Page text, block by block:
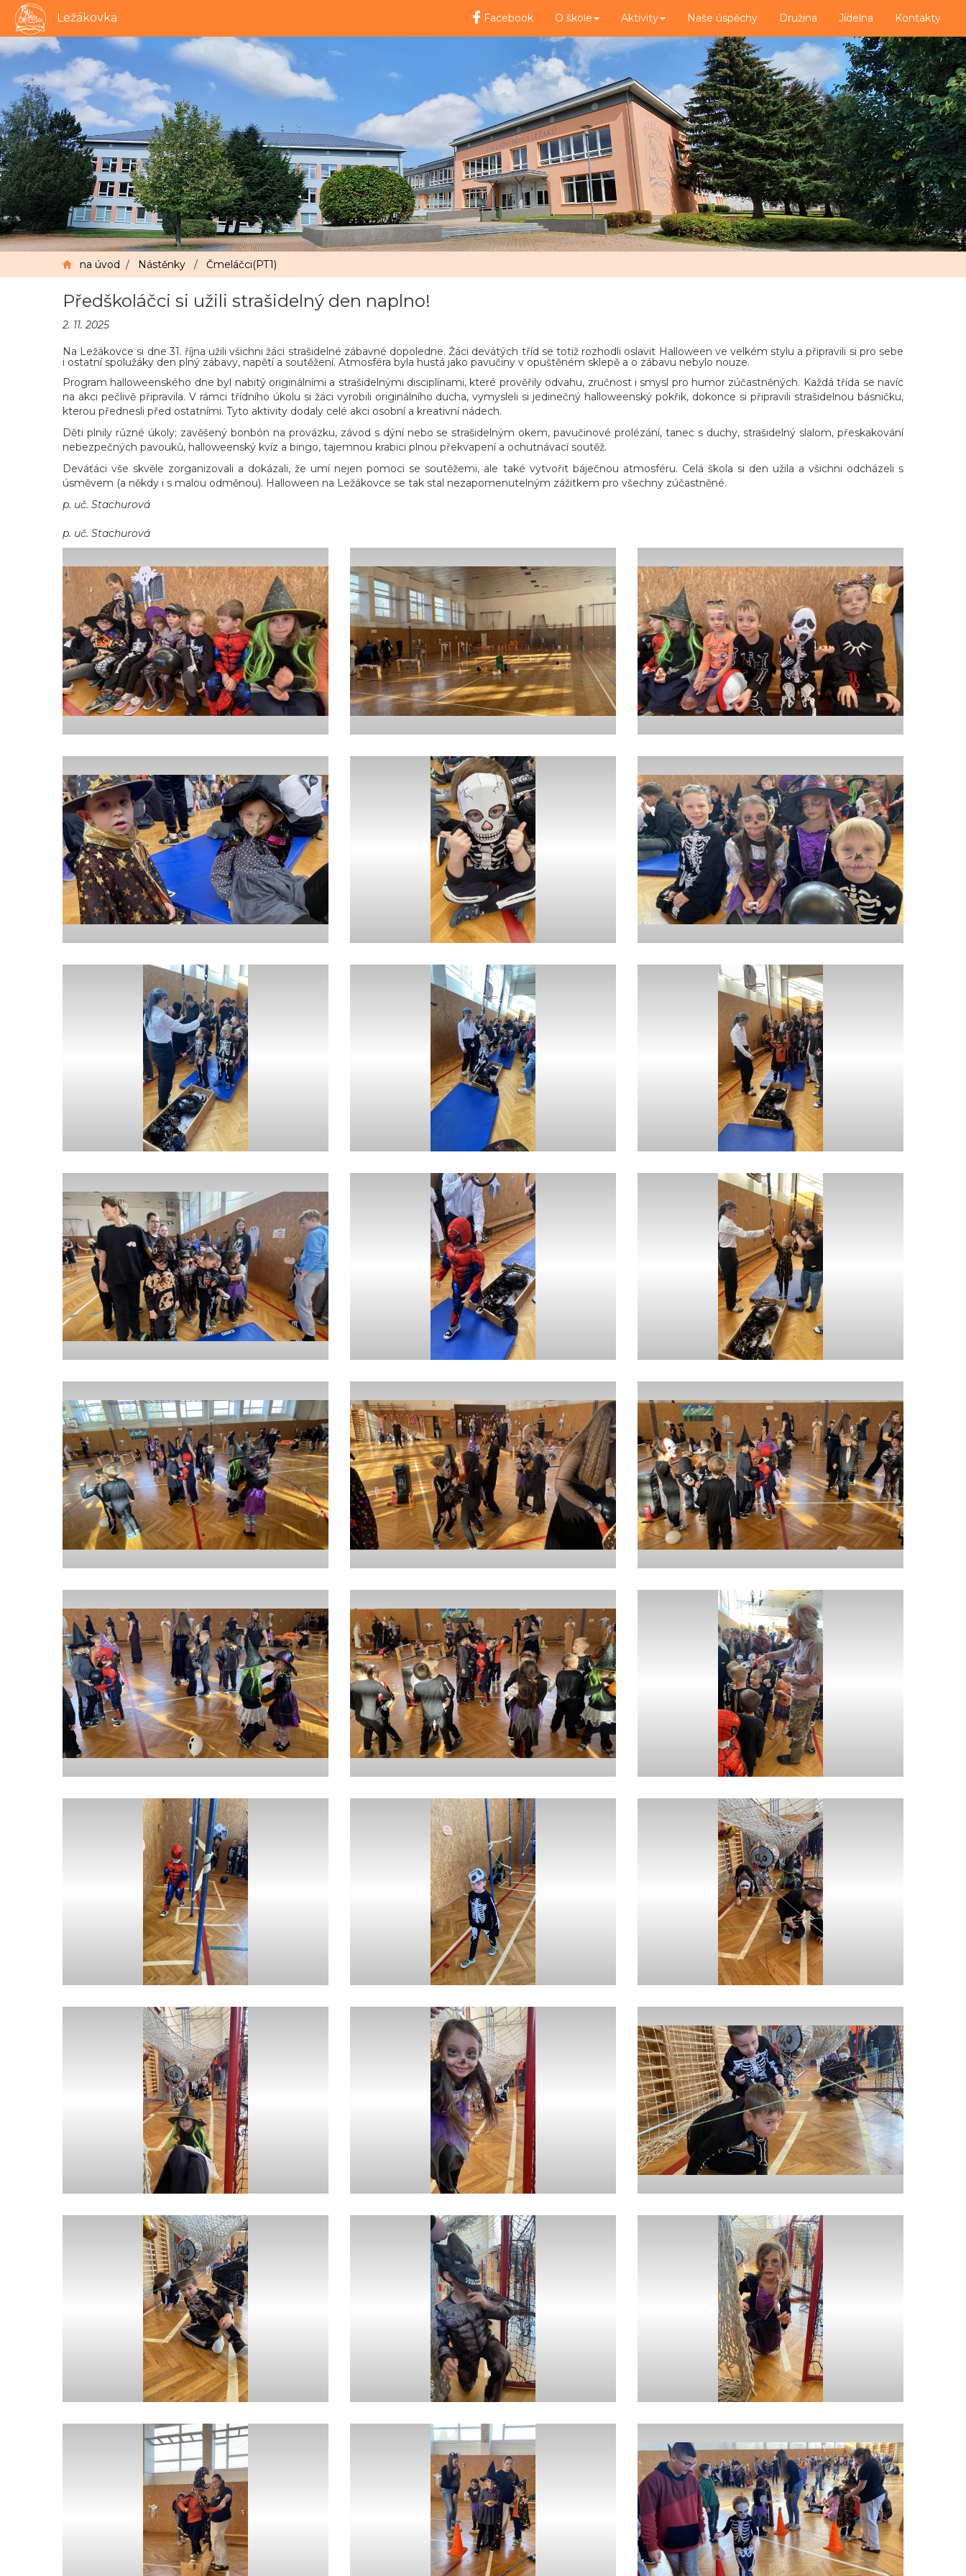
Ležákovka Facebook O škole Aktivity Naše úspěchy Družina Jídelna Kontakty
na úvod / Nástěnky / Čmeláčci(PT1)
Předškoláčci si užili strašidelný den naplno!
2. 11. 2025
Na Ležákovce si dne 31. října užili všichni žáci strašidelné zábavné dopoledne. Žáci devátých tříd se totiž rozhodli oslavit Halloween ve velkém stylu a připravili si pro sebe
i ostatní spolužáky den plný zábavy, napětí a soutěžení. Atmosféra byla hustá jako pavučiny v opuštěném sklepě a o zábavu nebylo nouze.
Program halloweenského dne byl nabitý originálními a strašidelnými disciplínami, které prověřily odvahu, zručnost i smysl pro humor zúčastněných. Každá třída se navíc
na akci pečlivě připravila. V rámci třídního úkolu si žáci vyrobili originálního ducha, vymysleli si jedinečný halloweenský pokřik, dokonce si připravili strašidelnou básničku,
kterou přednesli před ostatními. Tyto aktivity dodaly celé akci osobní a kreativní nádech.
Děti plnily různé úkoly; zavěšený bonbón na provázku, závod s dýní nebo se strašidelným okem, pavučinové prolézání, tanec s duchy, strašidelný slalom, přeskakování
nebezpečných pavouků, halloweenský kvíz a bingo, tajemnou krabici plnou překvapení a ochutnávací soutěž.
Deváťáci vše skvěle zorganizovali a dokázali, že umí nejen pomoci se soutěžemi, ale také vytvořit báječnou atmosféru. Celá škola si den užila a všichni odcházeli s
úsměvem (a někdy i s malou odměnou). Halloween na Ležákovce se tak stal nezapomenutelným zážitkem pro všechny zúčastněné.
p. uč. Stachurová
p. uč. Stachurová